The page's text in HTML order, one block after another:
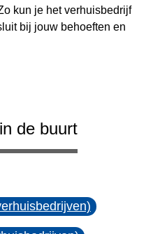
kun je het verhuisbedrijf
bij jouw behoeften en
de buurt